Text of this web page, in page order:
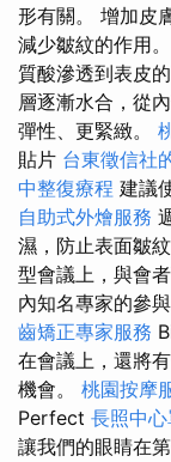
形有關。 增加皮
減少皺紋的作用。
質酸滲透到表皮
層逐漸水合，從
彈性、更緊緻。
貼片 台東徵信社
中整復療程 建議
自助式外燴服務
濕，防止表面皺
型會議上，與會
內知名專家的參
齒矯正專家服務
在會議上，還將
機會。 桃園按摩
Perfect 長照中
讓我們的眼睛在